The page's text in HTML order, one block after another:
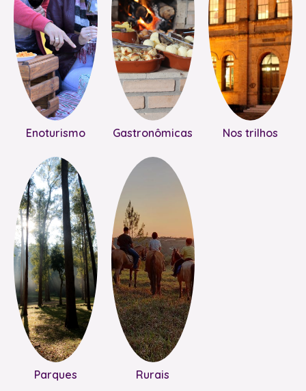
Enoturismo Gastronômicas Nos trilhos
Parques Rurais